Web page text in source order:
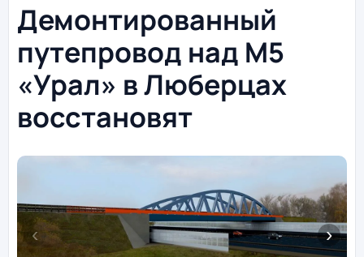
Демонтированный
путепровод над М5
«Урал» в Люберцах
восстановят